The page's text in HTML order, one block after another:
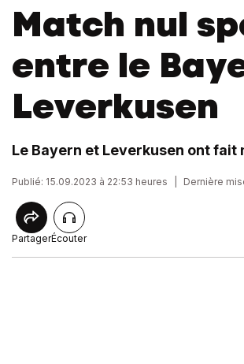
Match nul
entre le
Leverkusen
Le Bayern et Leverkusen ont
Publié: 15.09.2023 à 22:53 heures Dernière
PartagerÉcouter